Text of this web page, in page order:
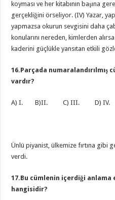
koyması ve her kitabının başına
gerçekliğini örseliyor. (IV) Yazar,
yapmazsa okurun sevgisini daha
konularını nereden, kimlerden
kaderini güçlükle yansıtan etkili
16.Parçada
vardır?
A) I. B)II. C) III. D) IV.
Ünlü piyanist, ülkemize fırtına gibi
verdi.
17.Bu cümlenin içerdiği anlama
hangisidir?